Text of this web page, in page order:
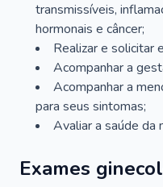
transmissíveis,
hormonais e câncer;
Realizar e solicitar
Acompanhar a
Acompanhar a
para seus sintomas;
Avaliar a saúde da
Exames